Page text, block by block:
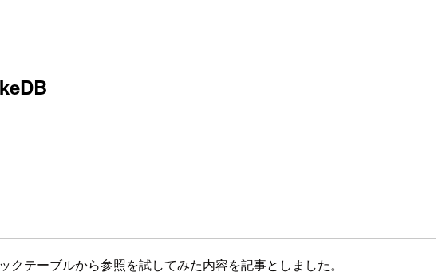
テーブルから参照を試してみた内容を記事としました。